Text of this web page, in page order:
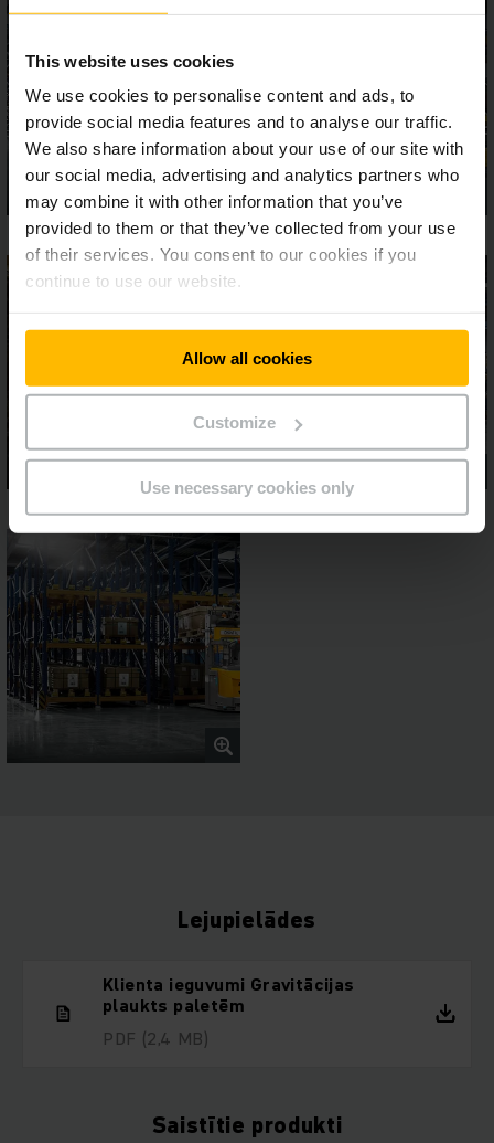
This website uses cookies
We use cookies to personalise content and ads, to
provide social media features and to analyse our traffic.
We also share information about your use of our site with
our social media, advertising and analytics partners who
may combine it with other information that you’ve
provided to them or that they’ve collected from your use
of their services. You consent to our cookies if you
continue to use our website.
Allow all cookies
Customize
Use necessary cookies only
Lejupielādes
Klienta ieguvumi Gravitācijas
plaukts paletēm
PDF (2,4 MB)
Saistītie produkti